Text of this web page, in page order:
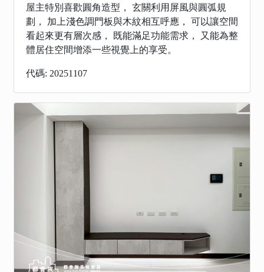
屋主特別喜歡圓角造型， 玄關利用屏風與圓弧規
劃， 加上淺色調門板與木紋相互呼應， 可以讓空間
看起來更有層次感， 既能滿足功能需求， 又能為整
體居住空間增添一些視覺上的享受。
代碼: 20251107